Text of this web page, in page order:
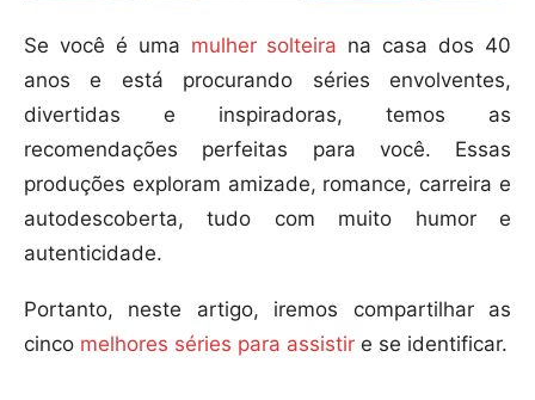
Se você é uma mulher solteira na casa dos 40
anos e está procurando séries envolventes,
divertidas e inspiradoras, temos as
recomendações perfeitas para você. Essas
produções exploram amizade, romance, carreira e
autodescoberta, tudo com muito humor e
autenticidade.
Portanto, neste artigo, iremos compartilhar as
cinco melhores séries para assistir e se identificar.